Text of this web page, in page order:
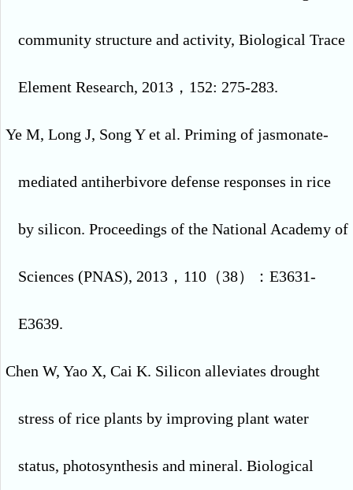
community structure and activity, Biological Trace
Element Research, 2013 ， 152: 275-283.
Ye M, Long J, Song Y et al. Priming of jasmonate-
mediated antiherbivore defense responses in rice
by silicon. Proceedings of the National Academy of
Sciences (PNAS), 2013 ， 110 （38）： E3631-
E3639.
Chen W, Yao X, Cai K. Silicon alleviates drought
stress of rice plants by improving plant water
status, photosynthesis and mineral. Biological